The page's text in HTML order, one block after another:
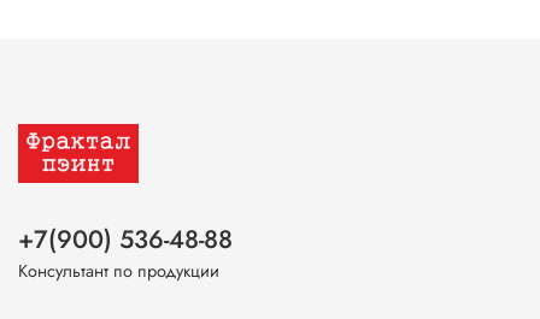
+7(900) 536-48-88
Консультант по продукции